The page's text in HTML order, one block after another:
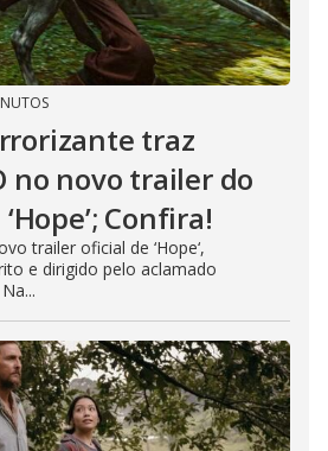
traz
no novo trailer do
Confira!
trailer oficial de ‘Hope‘,
e dirigido pelo aclamado